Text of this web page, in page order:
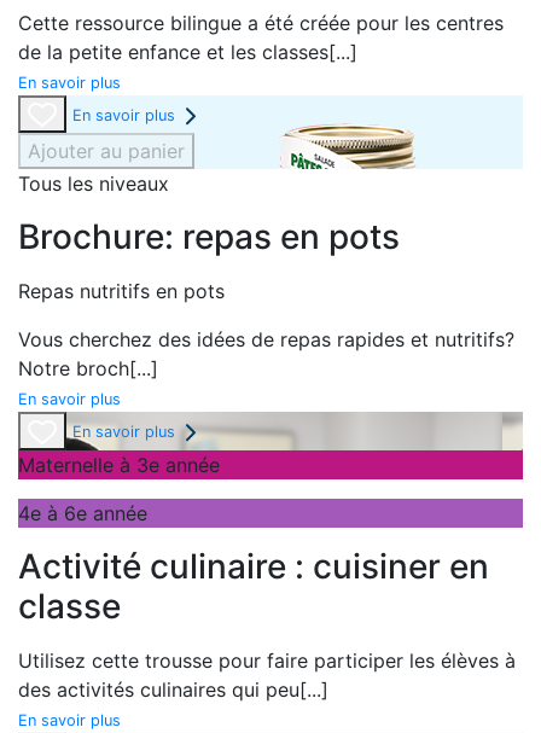
Cette ressource bilingue a été créée pour les centres
de la petite enfance et les classes[...]
En savoir plus
En savoir plus
Ajouter au panier
Tous les niveaux
Brochure: repas en pots
Repas nutritifs en pots
Vous cherchez des idées de repas rapides et nutritifs?
Notre broch[...]
En savoir plus
En savoir plus
Maternelle à 3e année
4e à 6e année
Activité culinaire : cuisiner en
classe
Utilisez cette trousse pour faire participer les élèves à
des activités culinaires qui peu[...]
En savoir plus